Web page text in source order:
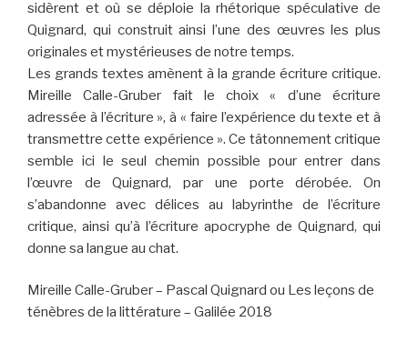
sidèrent et où se déploie la rhétorique spéculative de
Quignard, qui construit ainsi l’une des œuvres les plus
originales et mystérieuses de notre temps.
Les grands textes amènent à la grande écriture critique.
Mireille Calle-Gruber fait le choix « d’une écriture
adressée à l’écriture », à « faire l’expérience du texte et à
transmettre cette expérience ». Ce tâtonnement critique
semble ici le seul chemin possible pour entrer dans
l’œuvre de Quignard, par une porte dérobée. On
s’abandonne avec délices au labyrinthe de l’écriture
critique, ainsi qu’à l’écriture apocryphe de Quignard, qui
donne sa langue au chat.
Mireille Calle-Gruber – Pascal Quignard ou Les leçons de
ténèbres de la littérature – Galilée 2018